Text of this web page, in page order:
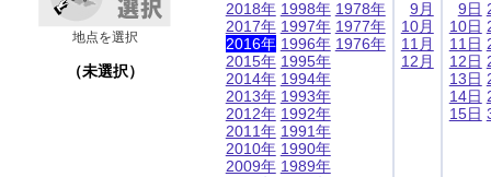
地点を選択
（未選択）
2018年
2017年
2016年
2015年
2014年
2013年
2012年
2011年
2010年
2009年
1998年
1997年
1996年
1995年
1994年
1993年
1992年
1991年
1990年
1989年
1978年
1977年
1976年
9月
10月
11月
12月
9日
10日
11日
12日
13日
14日
15日